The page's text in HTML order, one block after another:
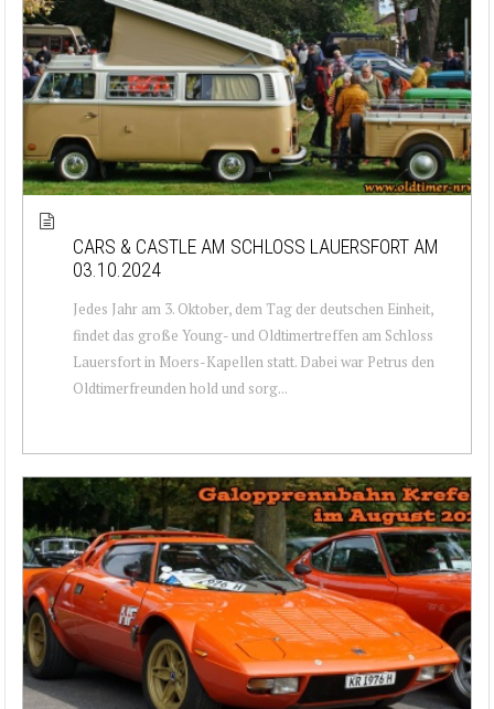
CARS & CASTLE AM SCHLOSS LAUERSFORT AM
03.10.2024
Jedes Jahr am 3. Oktober, dem Tag der deutschen Einheit,
findet das große Young- und Oldtimertreffen am Schloss
Lauersfort in Moers-Kapellen statt. Dabei war Petrus den
Oldtimerfreunden hold und sorg...